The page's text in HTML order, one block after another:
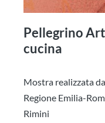
Pellegrino
cucina
Mostra realizzata
Regione Emilia-
Rimini